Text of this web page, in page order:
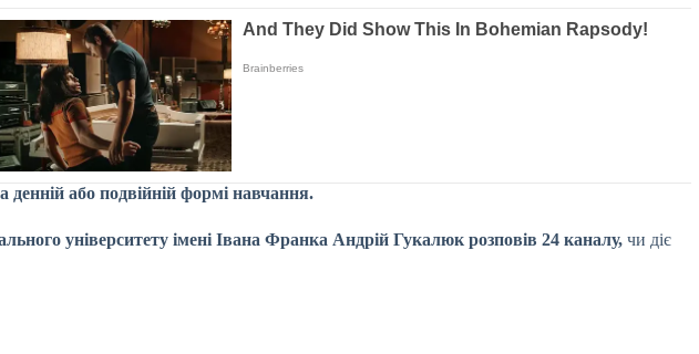
денній або подвійній формі навчання.
університету імені Івана Франка Андрій Гукалюк розповів 24 каналу, чи діє